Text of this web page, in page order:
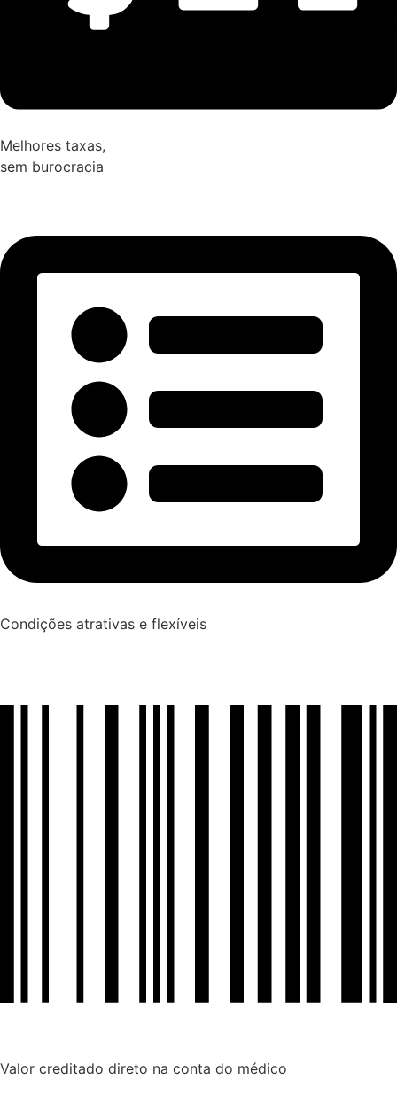
Melhores taxas,
sem burocracia
Condições atrativas e flexíveis
Valor creditado direto na conta do médico